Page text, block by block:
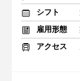
シフト
雇用形態
アクセス